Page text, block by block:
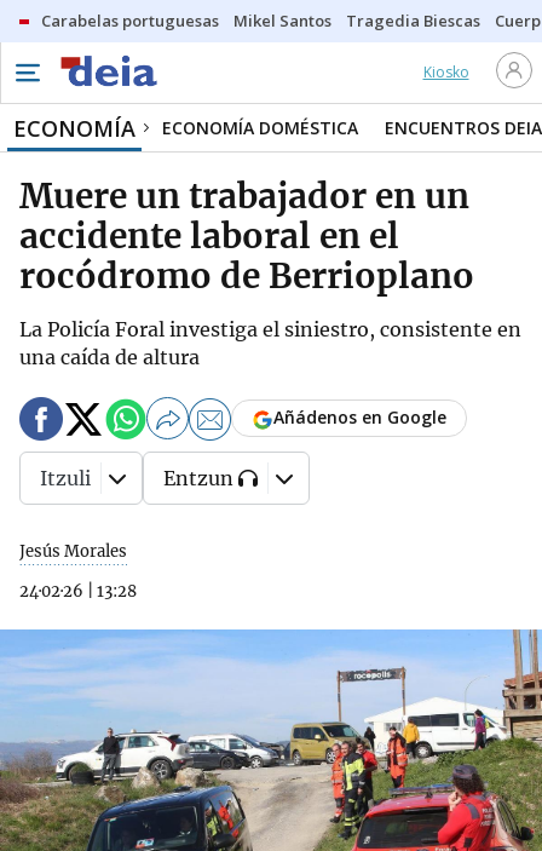
Carabelas portuguesas Mikel Santos Tragedia Biescas
Kiosko
ECONOMÍA ECONOMÍA DOMÉSTICA ENCUENTROS DEIA
Muere un trabajador en un
accidente laboral en el
rocódromo de Berrioplano
La Policía Foral investiga el siniestro, consistente en
una caída de altura
Jesús Morales
24·02·26
13:28
Añádenos en Google
Itzuli Entzun